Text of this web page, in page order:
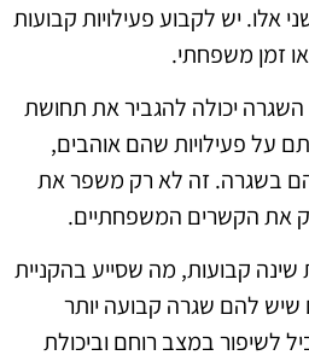
יש לקבוע פעילויות קבועות
זמן משפחתי.
יכולה להגביר את תחושת
על פעילויות שהם אוהבים,
בשגרה. זה לא רק משפר את
את הקשרים המשפחתיים.
קבועות, מה שסייע בהקניית
שיש להם שגרה קבועה יותר
לשיפור במצב רוחם וביכולת